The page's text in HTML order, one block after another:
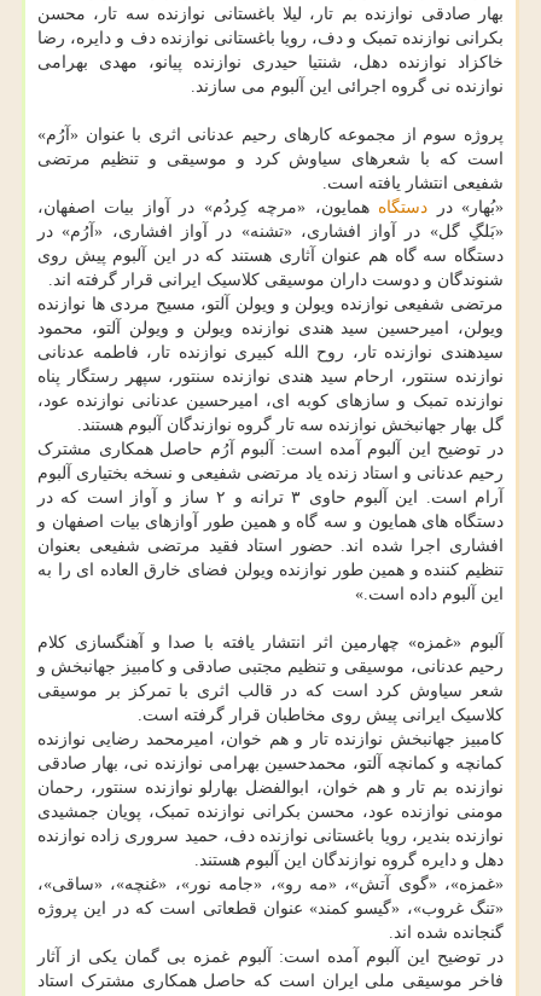
بهار صادقی نوازنده بم تار، لیلا باغستانی نوازنده سه تار، محسن
بکرانی نوازنده تمبک و دف، رویا باغستانی نوازنده دف و دایره، رضا
خاکزاد نوازنده دهل، شنتیا حیدری نوازنده پیانو، مهدی بهرامی
نوازنده نی گروه اجرائی این آلبوم می سازند.
پروژه سوم از مجموعه کارهای رحیم عدنانی اثری با عنوان «آرُم»
است که با شعرهای سیاوش کرد و موسیقی و تنظیم مرتضی
شفیعی انتشار یافته است.
«بُهار» در دستگاه همایون، «مرچه کِردُم» در آواز بیات اصفهان،
«بَلگِ گل» در آواز افشاری، «تشنه» در آواز افشاری، «آرُم» در
دستگاه سه گاه هم عنوان آثاری هستند که در این آلبوم پیش روی
شنوندگان و دوست داران موسیقی کلاسیک ایرانی قرار گرفته اند.
مرتضی شفیعی نوازنده ویولن و ویولن آلتو، مسیح مردی ها نوازنده
ویولن، امیرحسین سید هندی نوازنده ویولن و ویولن آلتو، محمود
سیدهندی نوازنده تار، روح الله کبیری نوازنده تار، فاطمه عدنانی
نوازنده سنتور، ارحام سید هندی نوازنده سنتور، سپهر رستگار پناه
نوازنده تمبک و سازهای کوبه ای، امیرحسین عدنانی نوازنده عود،
گل بهار جهانبخش نوازنده سه تار گروه نوازندگان آلبوم هستند.
در توضیح این آلبوم آمده است: آلبوم آرُم حاصل همکاری مشترک
رحیم عدنانی و استاد زنده یاد مرتضی شفیعی و نسخه بختیاری آلبوم
آرام است. این آلبوم حاوی ۳ ترانه و ۲ ساز و آواز است که در
دستگاه های همایون و سه گاه و همین طور آوازهای بیات اصفهان و
افشاری اجرا شده اند. حضور استاد فقید مرتضی شفیعی بعنوان
تنظیم کننده و همین طور نوازنده ویولن فضای خارق العاده ای را به
این آلبوم داده است.»
آلبوم «غمزه» چهارمین اثر انتشار یافته با صدا و آهنگسازی کلام
رحیم عدنانی، موسیقی و تنظیم مجتبی صادقی و کامبیز جهانبخش و
شعر سیاوش کرد است که در قالب اثری با تمرکز بر موسیقی
کلاسیک ایرانی پیش روی مخاطبان قرار گرفته است.
کامبیز جهانبخش نوازنده تار و هم خوان، امیرمحمد رضایی نوازنده
کمانچه و کمانچه آلتو، محمدحسین بهرامی نوازنده نی، بهار صادقی
نوازنده بم تار و هم خوان، ابوالفضل بهارلو نوازنده سنتور، رحمان
مومنی نوازنده عود، محسن بکرانی نوازنده تمبک، پویان جمشیدی
نوازنده بندیر، رویا باغستانی نوازنده دف، حمید سروری زاده نوازنده
دهل و دایره گروه نوازندگان این آلبوم هستند.
«غمزه»، «گوی آتش»، «مه رو»، «جامه نور»، «غنچه»، «ساقی»،
«تنگ غروب»، «گیسو کمند» عنوان قطعاتی است که در این پروژه
گنجانده شده اند.
در توضیح این آلبوم آمده است: آلبوم غمزه بی گمان یکی از آثار
فاخر موسیقی ملی ایران است که حاصل همکاری مشترک استاد